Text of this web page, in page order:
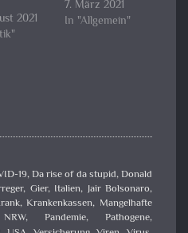
2021
7. März 2021
In "Allgemein"
19,Da rise of da stupid,Donald
, Gier, Italien, Jair Bolsonaro,
,Krankenkassen, Mangelhafte
NRW, Pandemie, Pathogene,